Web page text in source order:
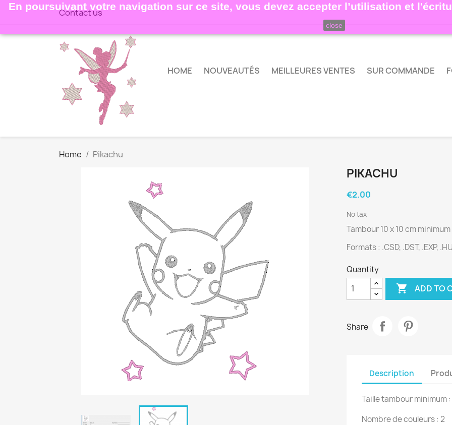
En poursuivant votre navigation sur ce site, vous devez accepter l’utilisation et
close
Contact us
HOME NOUVEAUTÉS MEILLEURES VENTES SUR COMMANDE
Home Pikachu
PIKACHU
€2.00
No tax
Tambour 10 x 10 cm minimum
Formats : .CSD, .DST, .EXP,
Quantity
 ADD TO
Share
Description
Taille tambour minimum :
Nombre de couleurs : 2